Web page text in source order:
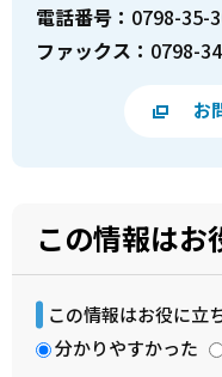
電話番号： 0798-35-
ファックス： 0798-
お
この情報はお
この情報はお役に立
分かりやすかった